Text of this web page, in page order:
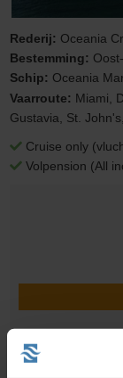
Rederij: Oceania
Bestemming:
Schip: Oceania
Vaarroute: Miami,
Gustavia, St.
Cruise only
Volpension (All